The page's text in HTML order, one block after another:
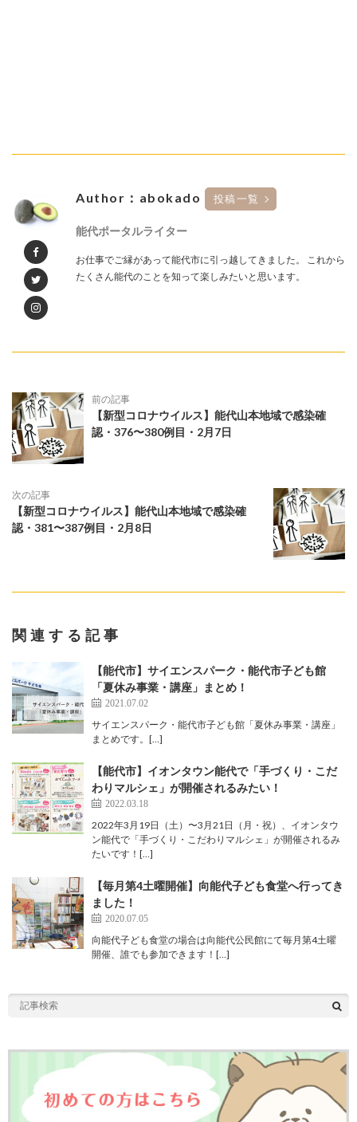
Author：abokado 投稿一覧
能代ポータルライター
お仕事でご縁があって能代市に引っ越してきました。 これから
たくさん能代のことを知って楽しみたいと思います。
前の記事
【新型コロナウイルス】能代山本地域で感染確
認・376〜380例目・2月7日
次の記事
【新型コロナウイルス】能代山本地域で感染確
認・381〜387例目・2月8日
関連する記事
【能代市】サイエンスパーク・能代市子ども館
「夏休み事業・講座」まとめ！
2021.07.02
サイエンスパーク・能代市子ども館「夏休み事業・講座」
まとめです。[…]
【能代市】イオンタウン能代で「手づくり・こだ
わりマルシェ」が開催されるみたい！
2022.03.18
2022年3月19日（土）〜3月21日（月・祝）、イオンタウ
ン能代で「手づくり・こだわりマルシェ」が開催されるみ
たいです！[…]
【毎月第4土曜開催】向能代子ども食堂へ行ってき
ました！
2020.07.05
向能代子ども食堂の場合は向能代公民館にて毎月第4土曜
開催、誰でも参加できます！[…]